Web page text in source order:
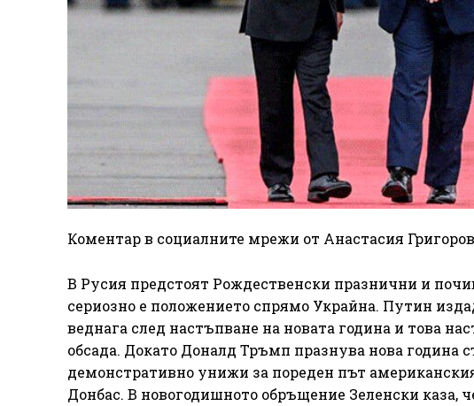
Коментар в социалните мрежи от Анастасия
В Русия предстоят Рождественски празнични и
сериозно е положението спрямо Украйна. Путин
веднага след настъпване на новата година и това
обсада. Докато Доналд Тръмп празнува нова година
демонстративно унижи за пореден път
Донбас. В новогодишното обръщение Зеленски каза,